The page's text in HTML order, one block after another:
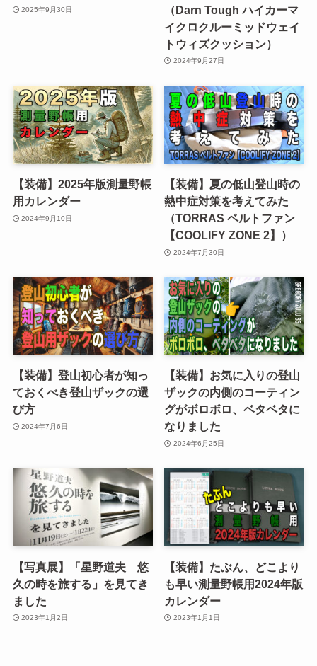
2025年9月30日
（Darn Tough ハイカーマ
イクロクルーミッドウェイ
トウィズクッション）
2024年9月27日
【装備】2025年版測量野帳
用カレンダー
2024年9月10日
【装備】夏の低山登山時の
熱中症対策を考えてみた
（TORRAS ベルトファン
【COOLIFY ZONE 2】）
2024年7月30日
【装備】登山初心者が知っ
ておくべき登山ザックの選
び方
2024年7月6日
【装備】お気に入りの登山
ザックの内側のコーティン
グがボロボロ、ベタベタに
なりました
2024年6月25日
【写真展】「星野道夫 悠
久の時を旅する」を見てき
ました
2023年1月2日
【装備】たぶん、どこより
も早い測量野帳用2024年版
カレンダー
2023年1月1日